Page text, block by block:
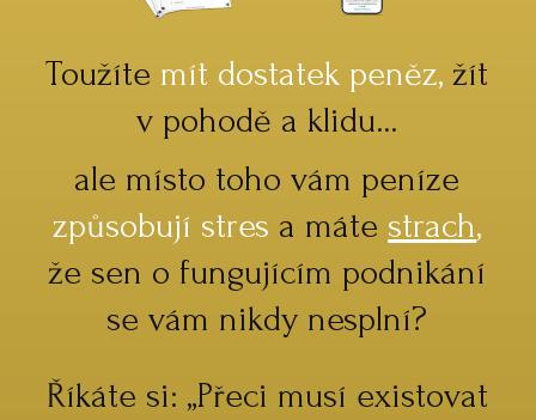
Toužíte mít dostatek peněz, žít
v pohodě a klidu...
ale místo toho vám peníze
způsobují stres a máte strach,
že sen o fungujícím podnikání
se vám nikdy nesplní?
Říkáte si: „Přeci musí existovat